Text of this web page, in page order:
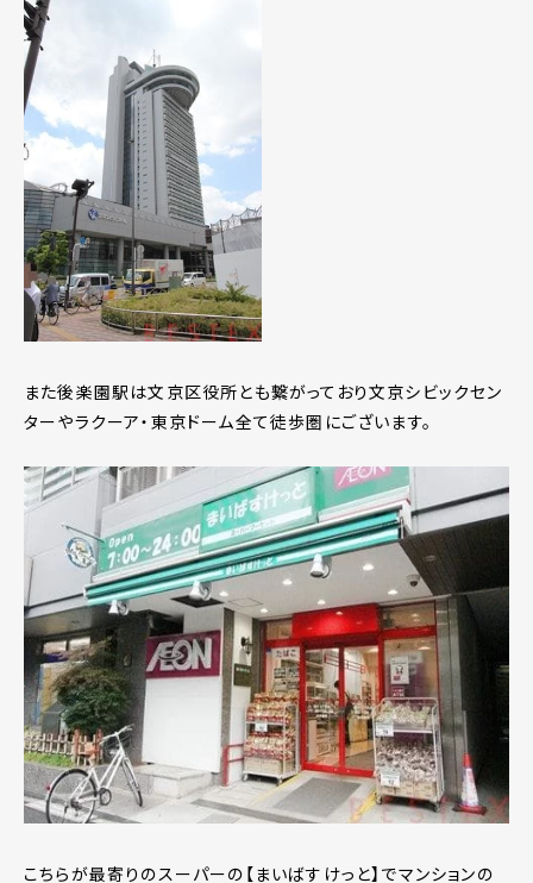
また後楽園駅は文京区役所とも繋がっており文京シビックセン
ターやラクーア・東京ドーム全て徒歩圏にございます。
こちらが最寄りのスーパーの【まいばすけっと】でマンションの